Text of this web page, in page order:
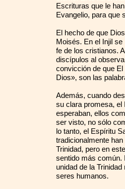
Escrituras que le
Evangelio, para que
El hecho de que
Moisés. En el Injil
fe de los cristianos.
discípulos al
convicción de que
Dios», son las
Además, cuando
su clara promesa, el
esperaban, ellos
ser visto, no sólo
lo tanto, el Espíritu
tradicionalmente
Trinidad, pero en
sentido más común.
unidad de la
seres humanos.